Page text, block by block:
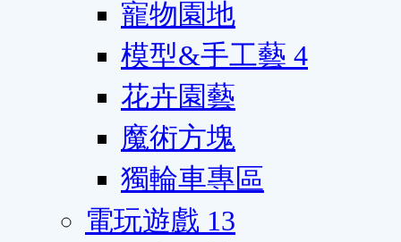
寵物園地
模型&手工藝 4
花卉園藝
魔術方塊
獨輪車專區
電玩遊戲 13